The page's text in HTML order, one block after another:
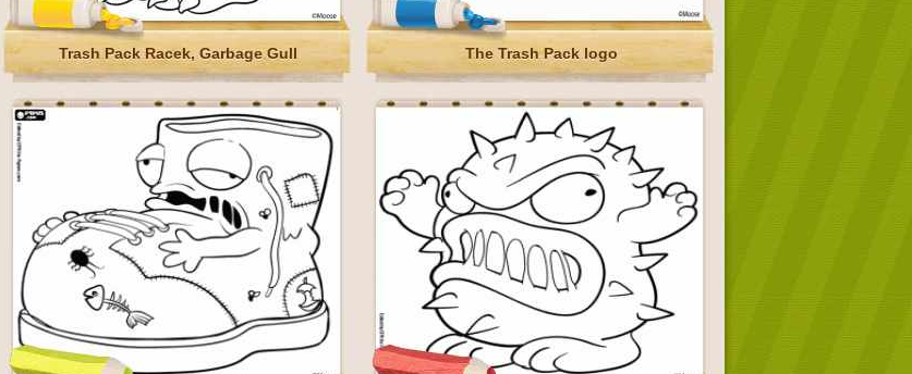
Trash Pack Racek, Garbage Gull The Trash Pack logo